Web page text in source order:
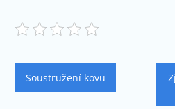
Navigace
pro
Soustružení kovu